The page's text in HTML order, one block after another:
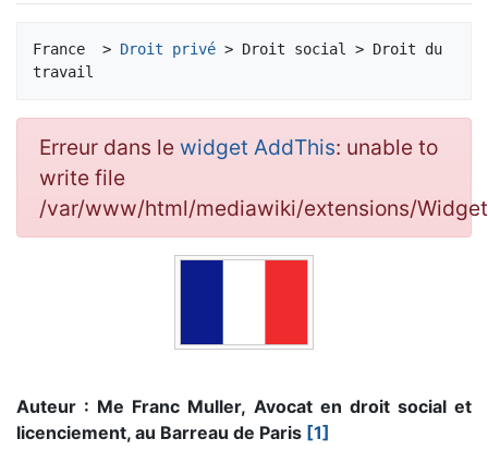
France  > Droit privé > Droit social > Droit du
Erreur dans le widget AddThis: unable to
write file
/var/www/html/mediawiki/extensions/
Auteur : Me Franc Muller, Avocat en droit social et
licenciement, au Barreau de Paris [1]